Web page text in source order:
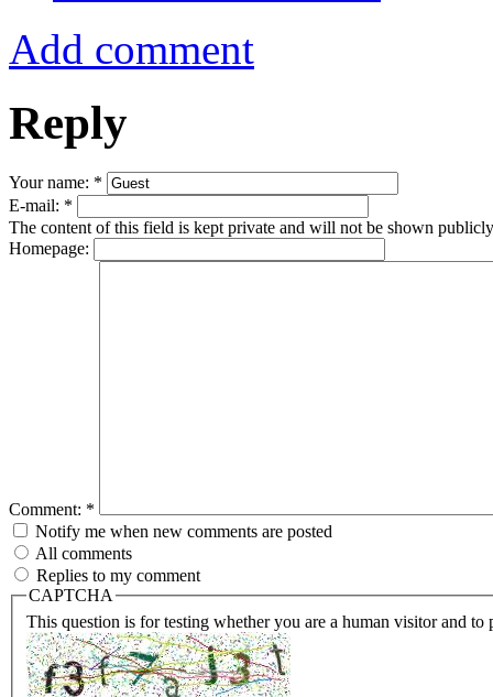
Add comment
Reply
Your name: *
E-mail: *
The content of this field is kept private and will not be shown
Homepage:
Comment: *
Notify me when new comments are posted
All comments
Replies to my comment
CAPTCHA
This question is for testing whether you are a human visitor and to